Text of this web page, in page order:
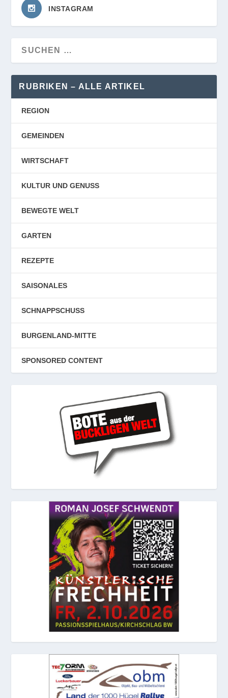
INSTAGRAM
RUBRIKEN – ALLE ARTIKEL
REGION
GEMEINDEN
WIRTSCHAFT
KULTUR UND GENUSS
BEWEGTE WELT
GARTEN
REZEPTE
SAISONALES
SCHNAPPSCHUSS
BURGENLAND-MITTE
SPONSORED CONTENT